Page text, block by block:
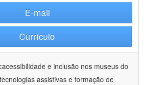
E-mail
Currículo
acessibilidade e inclusão nos museus do
assistivas e formação de